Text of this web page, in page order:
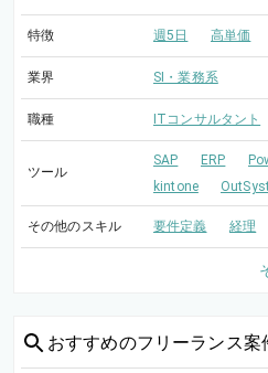
特徴 週5日 高単価
業界 SI・業務系
職種 ITコンサルタント
ツール
SAP ERP
kintone
その他のスキル 要件定義 経理
おすすめのフリーランス案